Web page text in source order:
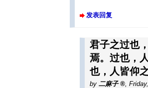
发表回复
君子之过也
焉。过也，
也，人皆仰之
by 二麻子